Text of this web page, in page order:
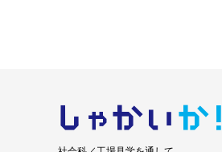
しゃかい か！